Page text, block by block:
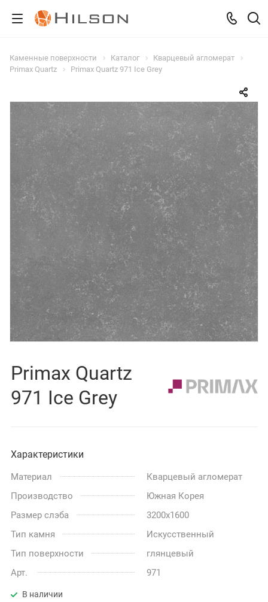
Каменные поверхности Каталог
Кварцевый агломерат
Primax Quartz
Primax Quartz 971 Ice Grey
Primax Quartz
971 Ice Grey
Характеристики
Материал
Кварцевый агломерат
Производство
Южная Корея
Размер слэба
3200x1600
Тип камня
Искусственный
Тип поверхности
глянцевый
Арт.
971
В наличии